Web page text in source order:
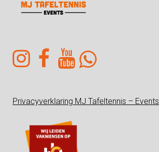
Privacyverklaring MJ Tafeltennis – Events